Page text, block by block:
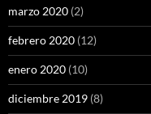
marzo 2020 (2)
febrero 2020 (12)
enero 2020 (10)
diciembre 2019 (8)